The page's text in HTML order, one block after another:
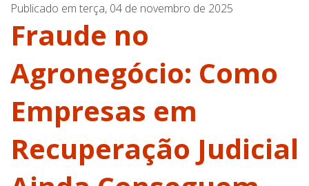
Publicado em terça, 04 de novembro de 2025
Fraude no
Agronegócio: Como
Empresas em
Recuperação Judicial